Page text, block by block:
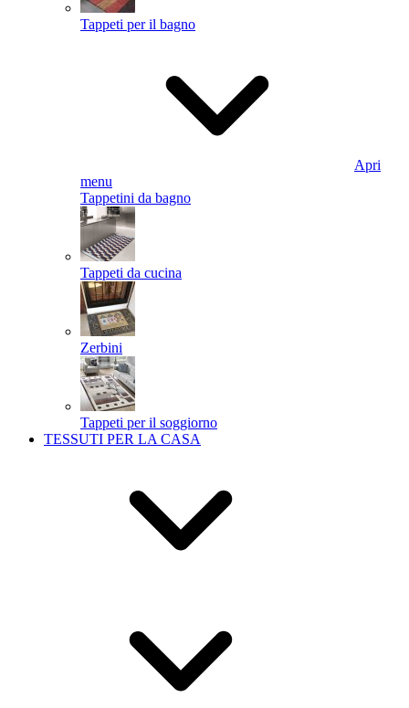
Tappeti per il bagno
Apri
menu
Tappetini da bagno
Tappeti da cucina
Zerbini
Tappeti per il soggiorno
TESSUTI PER LA CASA